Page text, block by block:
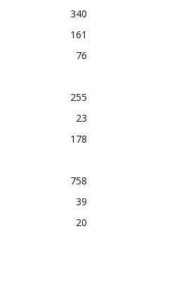
340
161
76
255
23
178
758
39
20